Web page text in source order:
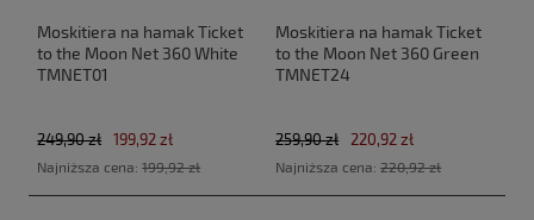
Moskitiera na hamak Ticket
to the Moon Net 360 White
TMNET01
199,92 zł
249,90 zł
Najniższa cena:199,92 zł
Moskitiera na hamak Ticket
to the Moon Net 360 Green
TMNET24
220,92 zł
259,90 zł
Najniższa cena:220,92 zł